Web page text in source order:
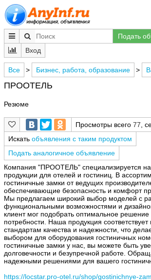
Подать
Вход
Все > Бизнес, работа, образование >
ПРООТЕЛЬ
Резюме
Просмотры всего 77 ,
Искать объявления с таким продуктом
Подать аналогичное объявление
Компания "ПРООТЕЛЬ" специализируется на
продукции для отелей и гостиниц. В
гостиничные замки от ведущих
обеспечивающие безопасность и комфорт
Мы предлагаем широкий выбор моделей с
функциональными возможностями и
клиент мог подобрать оптимальное решение
потребности. Наша продукция соответствует
стандартам качества и надежности, что
выбором для оборудования гостиничных
гостиничные замки у нас, вы можете быть
долговечности и безупречной работе.
надежными решениями для вашего
https://locstar.pro-otel.ru/shop/gostinichnye-